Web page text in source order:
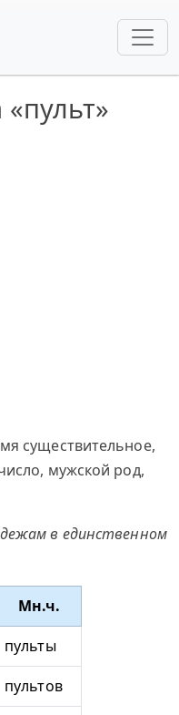
существительное,
мужской род,
в единственном
Мн.ч.
пульты
пультов